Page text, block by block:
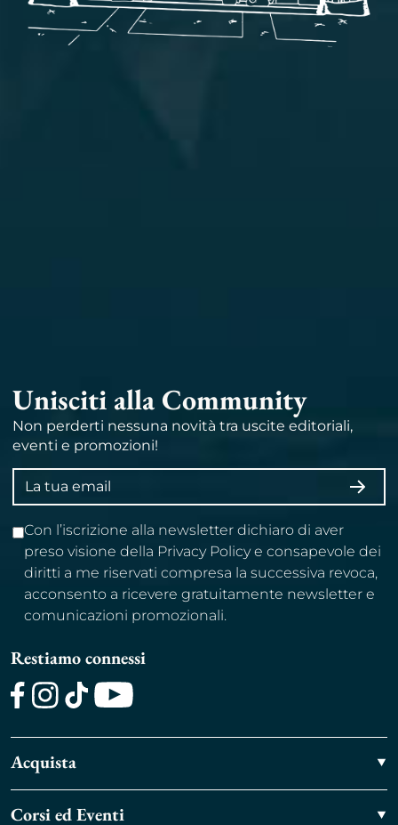
Unisciti alla Community
Non perderti nessuna novità tra uscite editoriali,
eventi e promozioni!
Indirizzo
email
Con l’iscrizione alla newsletter dichiaro di aver
preso visione della Privacy Policy e consapevole dei
diritti a me riservati compresa la successiva revoca,
acconsento a ricevere gratuitamente newsletter e
comunicazioni promozionali.
Restiamo connessi
Acquista
Corsi ed Eventi